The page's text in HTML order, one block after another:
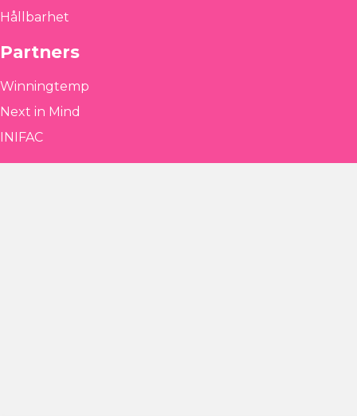
Hållbarhet
Partners
Winningtemp
Next in Mind
INIFAC